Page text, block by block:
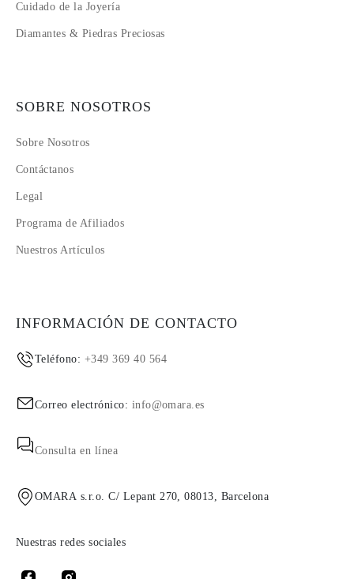
Cuidado de la Joyería
Diamantes & Piedras Preciosas
SOBRE NOSOTROS
Sobre Nosotros
Contáctanos
Legal
Programa de Afiliados
Nuestros Artículos
INFORMACIÓN DE CONTACTO
Teléfono: +349 369 40 564
Correo electrónico: info@omara.es
Consulta en línea
OMARA s.r.o. C/ Lepant 270, 08013, Barcelona
Nuestras redes sociales